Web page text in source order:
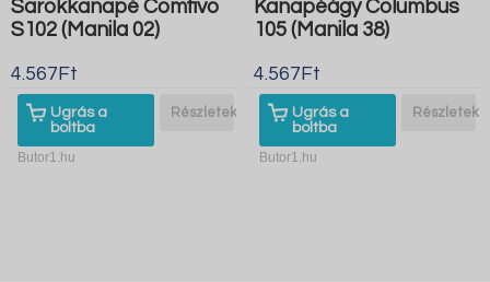
Sarokkanapé Comfivo
S102 (Manila 02)
4.567Ft
Ugrás a
boltba
Részletek
Butor1.hu
Kanapéágy Columbus
105 (Manila 38)
4.567Ft
Ugrás a
boltba
Részletek
Butor1.hu